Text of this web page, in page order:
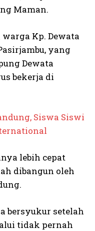
Maman.
Kp. Dewata
yang
Dewata
bekerja di
Siswa Siswi
lebih cepat
dibangun oleh
bersyukur setelah
tidak pernah